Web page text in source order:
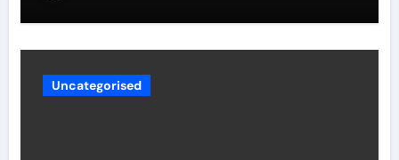
Uncategorised